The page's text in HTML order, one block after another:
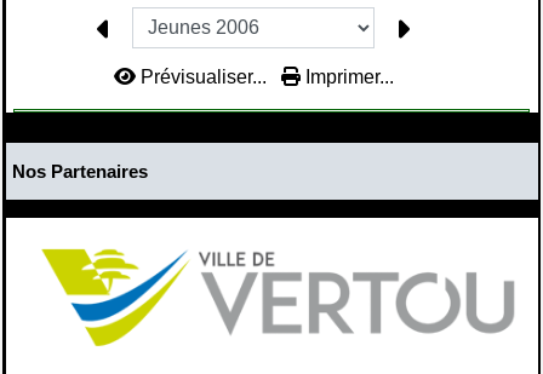
Prévisualiser... Imprimer...
Nos Partenaires